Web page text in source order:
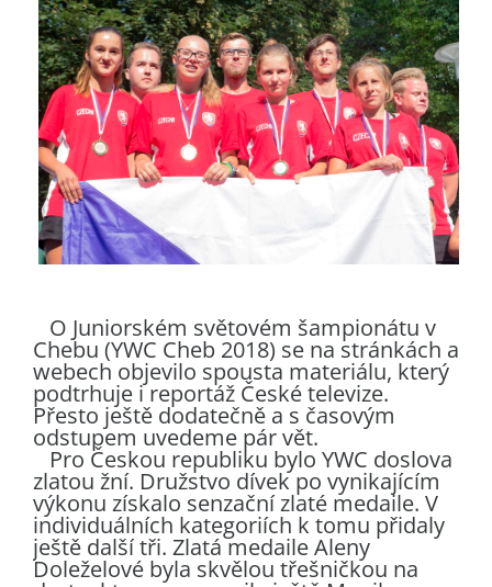
O Juniorském světovém šampionátu v
Chebu (YWC Cheb 2018) se na stránkách a
webech objevilo spousta materiálu, který
podtrhuje i reportáž České televize.
Přesto ještě dodatečně a s časovým
odstupem uvedeme pár vět.
Pro Českou republiku bylo YWC doslova
zlatou žní. Družstvo dívek po vynikajícím
výkonu získalo senzační zlaté medaile. V
individuálních kategoriích k tomu přidaly
ještě další tři. Zlatá medaile Aleny
Doleželové byla skvělou třešničkou na